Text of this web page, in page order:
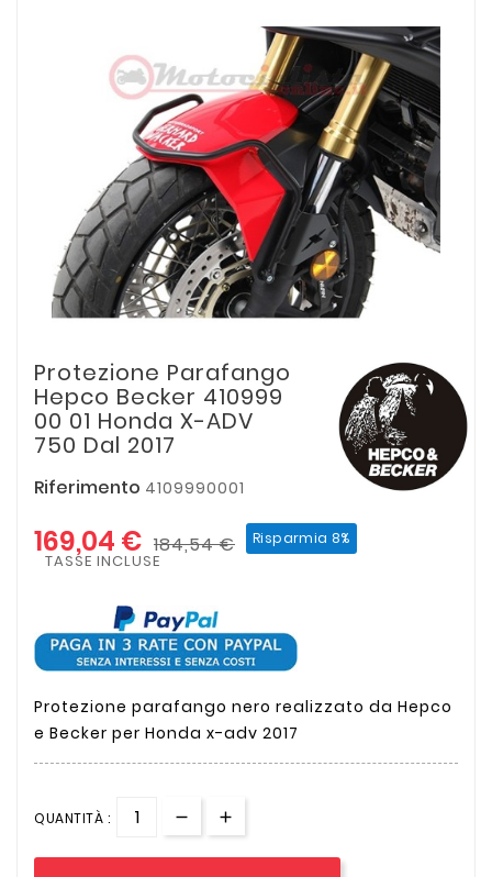
Protezione Parafango
Hepco Becker 410999
00 01 Honda X-ADV
750 Dal 2017
Riferimento 4109990001
169,04 € 184,54 € Risparmia 8%
TASSE INCLUSE
Protezione parafango nero realizzato da Hepco
e Becker per Honda x-adv 2017
QUANTITÀ :